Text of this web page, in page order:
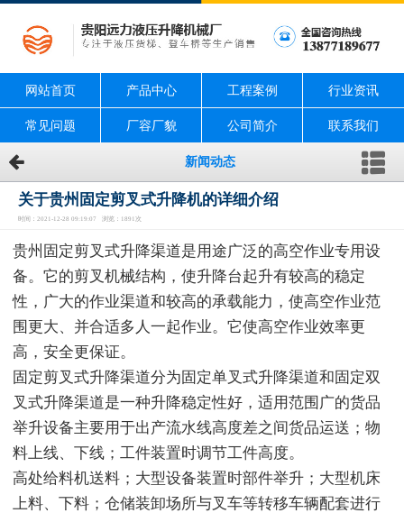
网站首页 产品中心 工程案例 行业资讯
常见问题 厂容厂貌 公司简介 联系我们
新闻动态
关于贵州固定剪叉式升降机的详细介绍
时间：2021-12-28 09:19:07 浏览：1891次
贵州固定剪叉式升降渠道是用途广泛的高空作业专用设
备。它的剪叉机械结构，使升降台起升有较高的稳定
性，广大的作业渠道和较高的承载能力，使高空作业范
围更大、并合适多人一起作业。它使高空作业效率更
高，安全更保证。
固定剪叉式升降渠道分为固定单叉式升降渠道和固定双
叉式升降渠道是一种升降稳定性好，适用范围广的货品
举升设备主要用于出产流水线高度差之间货品运送；物
料上线、下线；工件装置时调节工件高度。
高处给料机送料；大型设备装置时部件举升；大型机床
上料、下料；仓储装卸场所与叉车等转移车辆配套进行